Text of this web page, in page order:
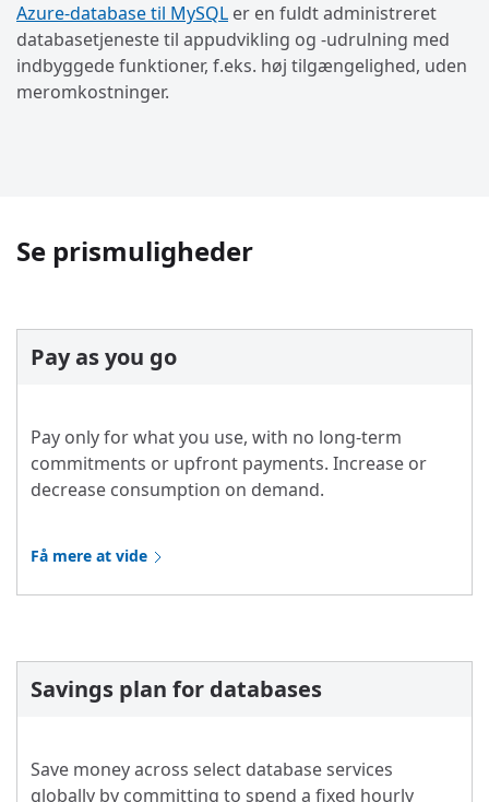
Azure-database til MySQL er en fuldt administreret
databasetjeneste til appudvikling og -udrulning med
indbyggede funktioner, f.eks. høj tilgængelighed, uden
meromkostninger.
Se prismuligheder
Pay as you go
Pay only for what you use, with no long-term
commitments or upfront payments. Increase or
decrease consumption on demand.
Få mere at vide
Savings plan for databases
Save money across select database services
globally by committing to spend a fixed hourly